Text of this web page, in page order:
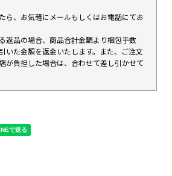
ら、お気軽にメールもしくはお電話にてお
返品の場合、商品合計金額より梱包手数
いた金額を返金いたします。また、ご注文
が負担した場合は、合わせて差し引かせて